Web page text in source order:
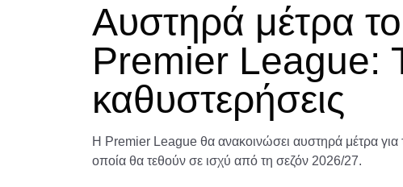
Αυστηρά μέτρα
Premier League:
καθυστερήσεις
Η Premier League θα ανακοινώσει αυστηρά μέτρα
οποία θα τεθούν σε ισχύ από τη σεζόν 2026/27.